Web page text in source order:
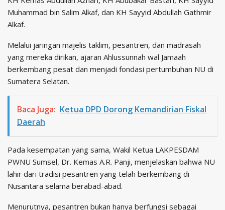
Muhammad bin Salim Alkaf, dan KH Sayyid Abdullah Gathmir
Alkaf.
Melalui jaringan majelis taklim, pesantren, dan madrasah
yang mereka dirikan, ajaran Ahlussunnah wal Jamaah
berkembang pesat dan menjadi fondasi pertumbuhan NU di
Sumatera Selatan.
Baca Juga: Ketua DPD Dorong Kemandirian Fiskal
Daerah
Pada kesempatan yang sama, Wakil Ketua LAKPESDAM
PWNU Sumsel, Dr. Kemas A.R. Panji, menjelaskan bahwa NU
lahir dari tradisi pesantren yang telah berkembang di
Nusantara selama berabad-abad.
Menurutnya, pesantren bukan hanya berfungsi sebagai